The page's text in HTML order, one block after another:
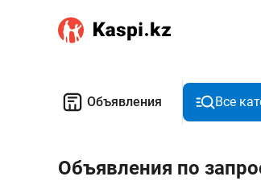
Объявления Все
Объявления по